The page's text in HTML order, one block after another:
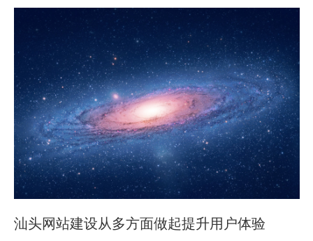
汕头网站建设从多方面做起提升用户体验